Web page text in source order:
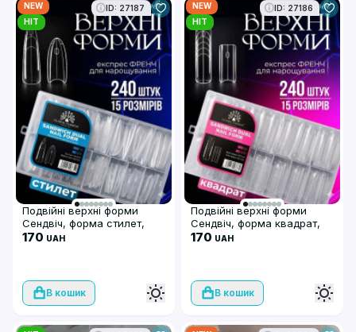
NEW
HIT
ID: 27187
Подвійні верхні форми
Сендвіч, форма стилет,
Global Fashion, 15 розмірів,
170 UAH
В кошик
NEW
HIT
ID: 27186
Подвійні верхні форми
Сендвіч, форма квадрат,
Global Fashion, 15 розмірів,
170 UAH
В кошик